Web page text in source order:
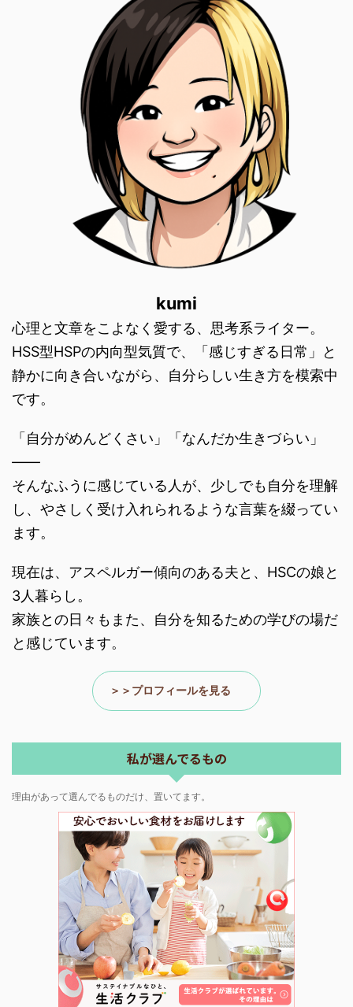
kumi
心理と文章をこよなく愛する、思考系ライター。
HSS型HSPの内向型気質で、「感じすぎる日常」と
静かに向き合いながら、自分らしい生き方を模索中
です。
「自分がめんどくさい」「なんだか生きづらい」
――
そんなふうに感じている人が、少しでも自分を理解
し、やさしく受け入れられるような言葉を綴ってい
ます。
現在は、アスペルガー傾向のある夫と、HSCの娘と
3人暮らし。
家族との日々もまた、自分を知るための学びの場だ
と感じています。
＞＞プロフィールを見る
私が選んでるもの
理由があって選んでるものだけ、置いてます。